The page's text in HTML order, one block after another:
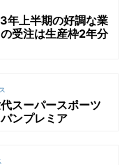
年上半期の好調な業
受注は生産枠2年分
スーパースポーツ
ンプレミア